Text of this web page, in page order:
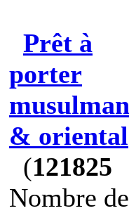
Prêt à
porter
musulman
& oriental
(121825
Nombre de